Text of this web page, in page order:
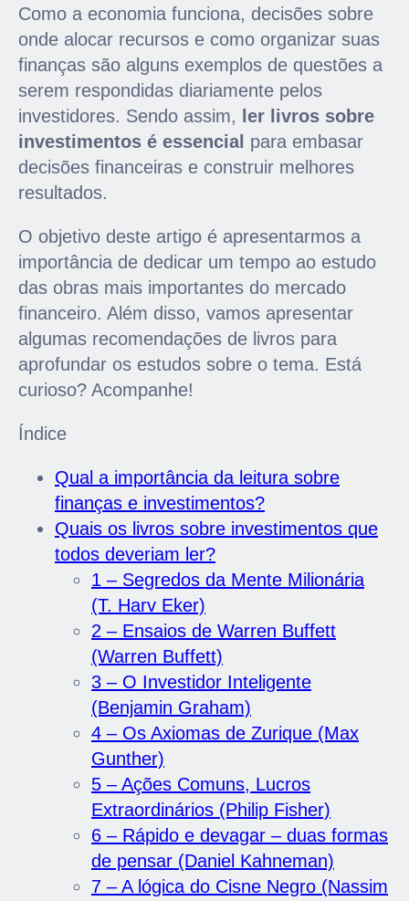
Como a economia funciona, decisões sobre
onde alocar recursos e como organizar suas
finanças são alguns exemplos de questões a
serem respondidas diariamente pelos
investidores. Sendo assim,
ler livros sobre
investimentos é essencial para embasar
decisões financeiras e construir melhores
resultados.
O objetivo deste artigo é apresentarmos a
importância de dedicar um tempo ao estudo
das obras mais importantes do mercado
financeiro. Além disso, vamos apresentar
algumas recomendações de livros para
aprofundar os estudos sobre o tema. Está
curioso? Acompanhe!
Índice
Qual a importância da leitura sobre
finanças e investimentos?
Quais os livros sobre investimentos que
todos deveriam ler?
1 – Segredos da Mente Milionária
(T. Harv Eker)
2 – Ensaios de Warren Buffett
(Warren Buffett)
3 – O Investidor Inteligente
(Benjamin Graham)
4 – Os Axiomas de Zurique (Max
Gunther)
5 – Ações Comuns, Lucros
Extraordinários (Philip Fisher)
6 – Rápido e devagar – duas formas
de pensar (Daniel Kahneman)
7 – A lógica do Cisne Negro (Nassim